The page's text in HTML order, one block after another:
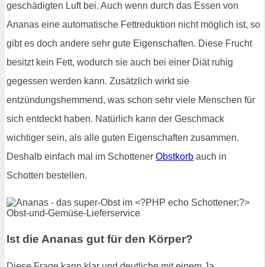
geschädigten Luft bei. Auch wenn durch das Essen von
Ananas eine automatische Fettreduktion nicht möglich ist, so
gibt es doch andere sehr gute Eigenschaften. Diese Frucht
besitzt kein Fett, wodurch sie auch bei einer Diät ruhig
gegessen werden kann. Zusätzlich wirkt sie
entzündungshemmend, was schon sehr viele Menschen für
sich entdeckt haben. Natürlich kann der Geschmack
wichtiger sein, als alle guten Eigenschaften zusammen.
Deshalb einfach mal im Schottener Obstkorb auch in
Schotten bestellen.
Ist die Ananas gut für den Körper?